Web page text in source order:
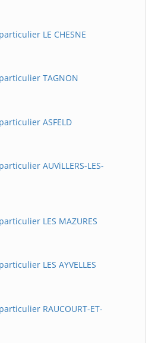
LE CHESNE
TAGNON
ASFELD
AUViLLERS-LES-
LES MAZURES
LES AYVELLES
RAUCOURT-ET-